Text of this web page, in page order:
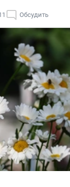
Обсудить